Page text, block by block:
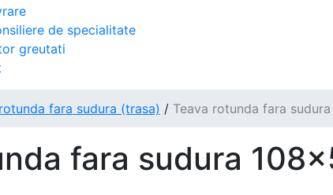
de specialitate
greutati
fara sudura (trasa) / Teava rotunda fara
fara sudura